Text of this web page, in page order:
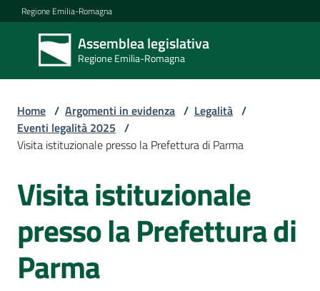
Vai al contenuto
Vai alla navigazione
Vai al footer
Regione Emilia-Romagna
Assemblea legislativa
Regione Emilia-Romagna
Assemblea
legislativa
Regione Emilia-
Assemblea
Attività
Argomenti
Home / Argomenti in evidenza / Legalità /
Eventi legalità 2025 /
Visita istituzionale presso la Prefettura di Parma
Salta al contenuto
Visita istituzionale
presso la Prefettura di
Parma